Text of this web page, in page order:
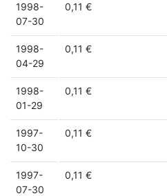
1998-
07-30
0,11 €
1998-
04-29
0,11 €
1998-
01-29
0,11 €
1997-
10-30
0,11 €
1997-
07-30
0,11 €